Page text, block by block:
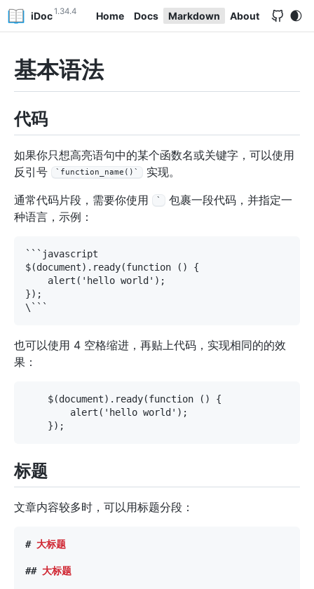
iDoc1.34.4 Home Docs Markdown About
基本语法
代码
如果你只想高亮语句中的某个函数名或关键字，可以使用
反引号
`function_name()`
实现。
通常代码片段，需要你使用
`
包裹一段代码，并指定一
种语言，示例：
也可以使用 4 空格缩进，再贴上代码，实现相同的的效
果：
标题
文章内容较多时，可以用标题分段：
# 大标题
## 大标题